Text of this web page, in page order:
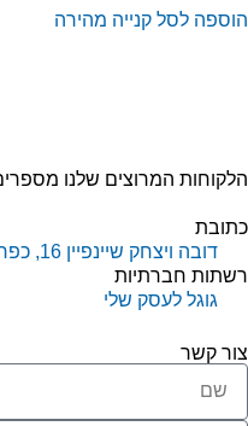
לסל קנייה מהירה
המרוצים שלנו מספרים
דובה ויצחק שיינפיין 16, כפר סבא
חברתיות
גוגל לעסק שלי
קשר